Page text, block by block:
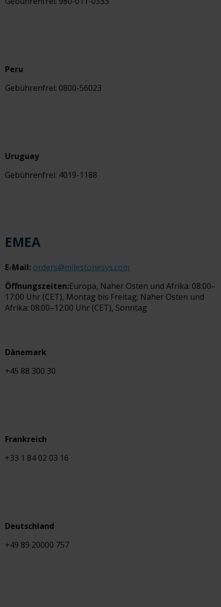
Peru
Gebührenfrei: 0800-56023
Uruguay
Gebührenfrei: 4019-1188
EMEA
E-Mail: orders@milestonesys.com
Öffnungszeiten:Europa, Naher Osten und Afrika: 08:00–
17:00 Uhr (CET), Montag bis Freitag; Naher Osten und
Afrika: 08:00–12:00 Uhr (CET), Sonntag
Dänemark
+45 88 300 30
Frankreich
+33 1 84 02 03 16
Deutschland
+49 89 20000 757